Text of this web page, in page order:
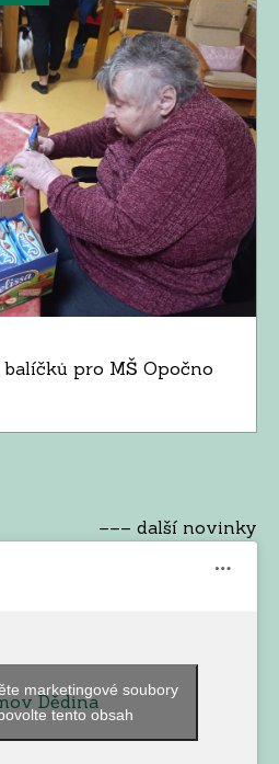
pro MŠ Opočno
––– další novinky
Dědina
marketingové soubory
tento obsah